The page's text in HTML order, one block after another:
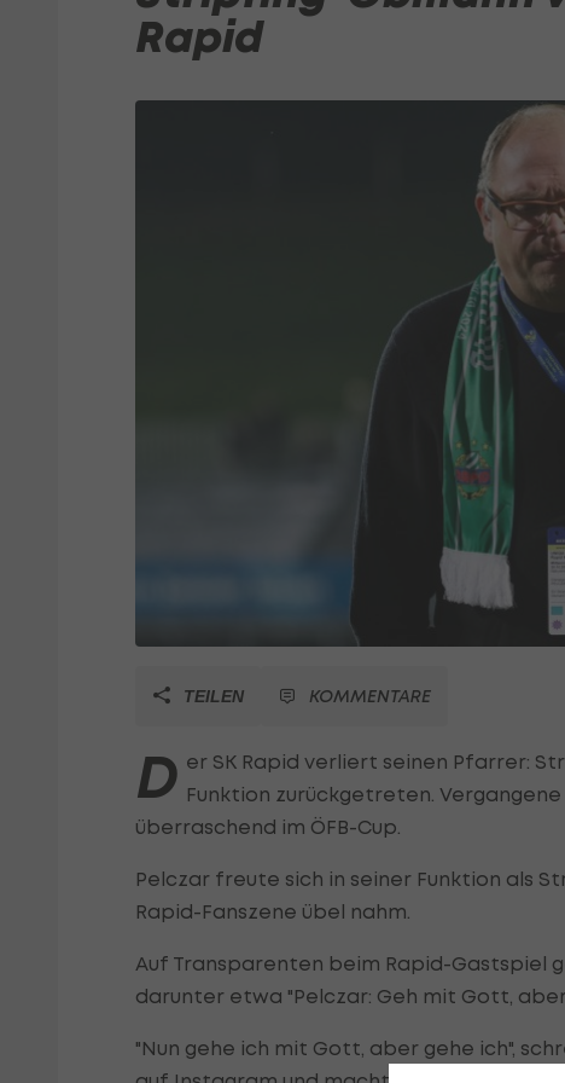
Rapid
TEILEN KOMMENTARE
D er SK Rapid verliert seinen Pfarrer:
Funktion zurückgetreten.
überraschend im ÖFB-Cup.
Pelczar freute sich in seiner Funktion als
Rapid-Fanszene übel nahm.
Auf Transparenten beim Rapid-Gastspiel
darunter etwa "Pelczar: Geh mit Gott, aber
"Nun gehe ich mit Gott, aber gehe ich",